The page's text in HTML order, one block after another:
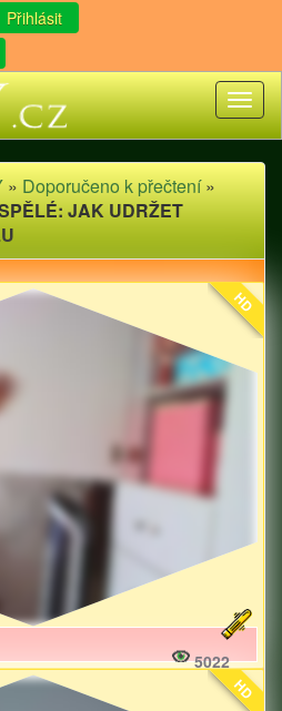
Přihlásit
» Doporučeno k přečtení»
JAK UDRŽET
HD
5022
HD